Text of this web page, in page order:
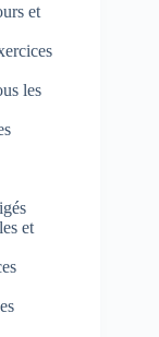
et
les
et